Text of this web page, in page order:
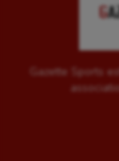
Gazette Sports